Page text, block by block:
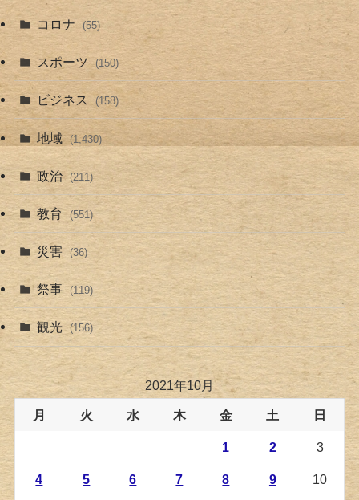
コロナ (55)
スポーツ (150)
ビジネス (158)
地域 (1,430)
政治 (211)
教育 (551)
災害 (36)
祭事 (119)
観光 (156)
2021年10月
月 火 水 木 金 土 日
1 2 3
4 5 6 7 8 9 10